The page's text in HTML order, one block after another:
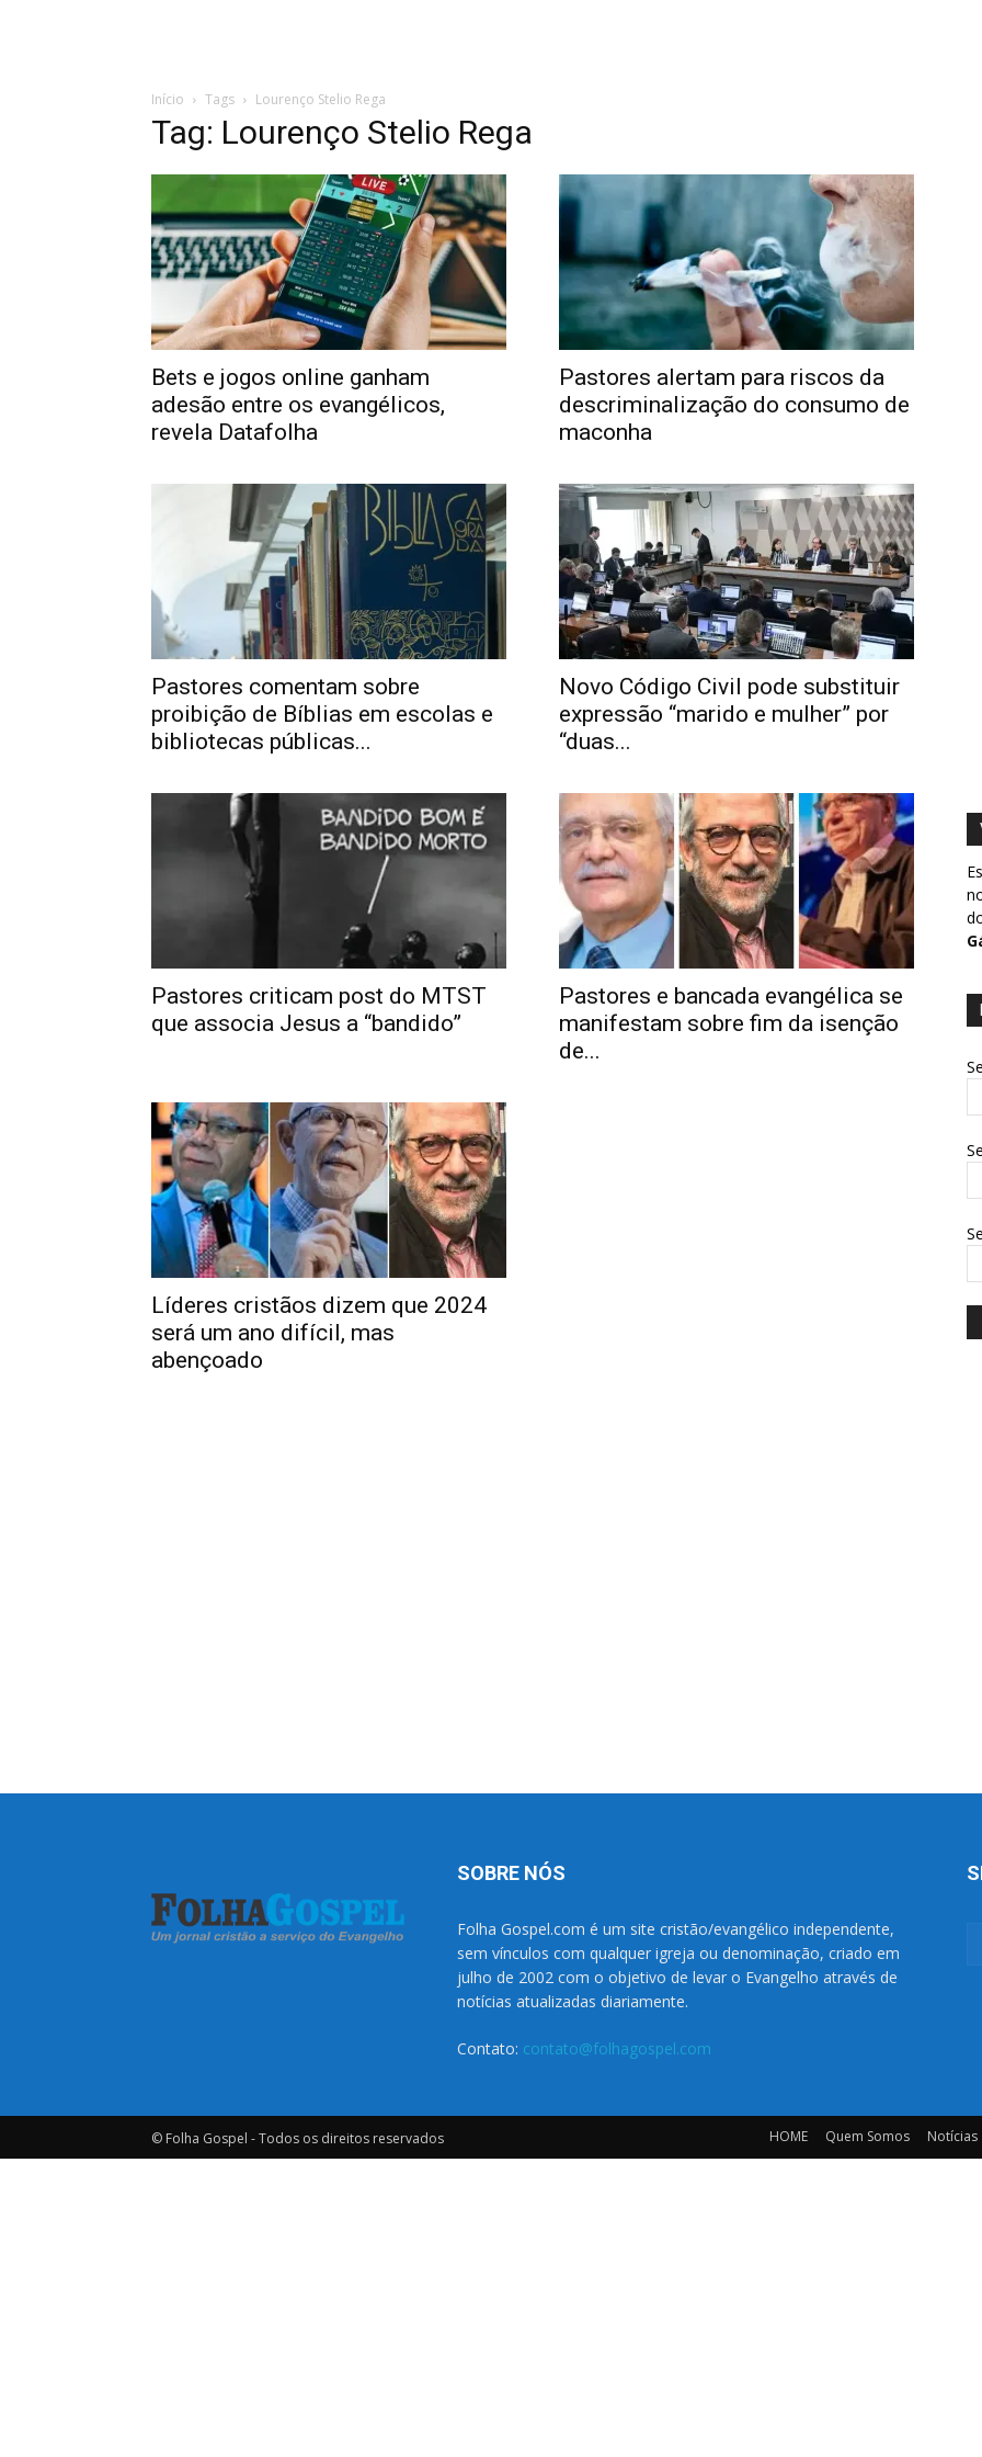
Início Tags Lourenço Stelio Rega
Tag: Lourenço Stelio Rega
Bets e jogos online ganham
adesão entre os evangélicos,
revela Datafolha
Pastores alertam para riscos da
descriminalização do consumo de
maconha
Pastores comentam sobre
proibição de Bíblias em escolas e
bibliotecas públicas...
Novo Código Civil pode substituir
expressão “marido e mulher” por
“duas...
Pastores criticam post do MTST
que associa Jesus a “bandido”
Pastores e bancada evangélica se
manifestam sobre fim da isenção
de...
Líderes cristãos dizem que 2024
será um ano difícil, mas
abençoado
SOBRE NÓS
Folha Gospel.com é um site cristão/evangélico independente,
sem vínculos com qualquer igreja ou denominação, criado em
julho de 2002 com o objetivo de levar o Evangelho através de
notícias atualizadas diariamente.
Contato: contato@folhagospel.com
© Folha Gospel - Todos os direitos reservados HOME Quem Somos Notícias